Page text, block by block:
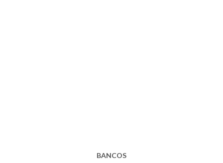
BANCOS